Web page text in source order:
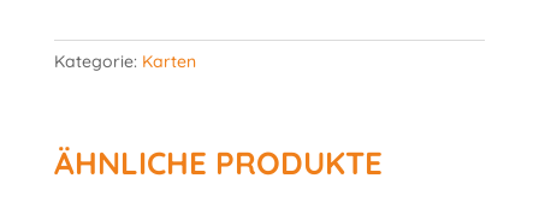
Kategorie: Karten
ÄHNLICHE PRODUKTE